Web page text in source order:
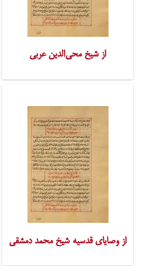
از شیخ محی‌الدین عربی
از وصایای قدسیه شیخ محمد دمشقی